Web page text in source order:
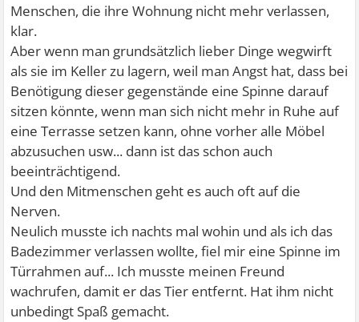
Menschen, die ihre Wohnung nicht mehr verlassen,
klar.
Aber wenn man grundsätzlich lieber Dinge wegwirft
als sie im Keller zu lagern, weil man Angst hat, dass bei
Benötigung dieser gegenstände eine Spinne darauf
sitzen könnte, wenn man sich nicht mehr in Ruhe auf
eine Terrasse setzen kann, ohne vorher alle Möbel
abzusuchen usw... dann ist das schon auch
beeinträchtigend.
Und den Mitmenschen geht es auch oft auf die
Nerven.
Neulich musste ich nachts mal wohin und als ich das
Badezimmer verlassen wollte, fiel mir eine Spinne im
Türrahmen auf... Ich musste meinen Freund
wachrufen, damit er das Tier entfernt. Hat ihm nicht
unbedingt Spaß gemacht.